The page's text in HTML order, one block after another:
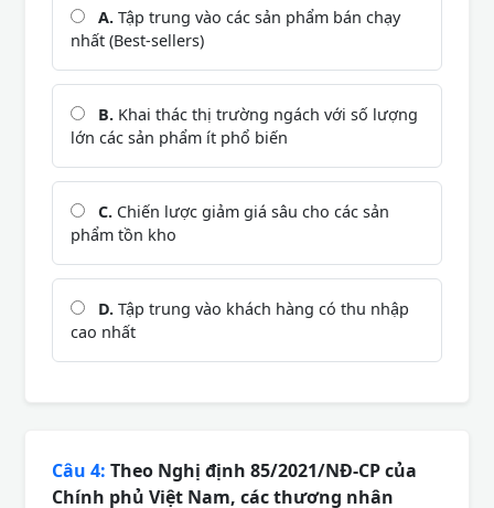
A. Tập trung vào các sản phẩm bán chạy
nhất (Best-sellers)
B. Khai thác thị trường ngách với số lượng
lớn các sản phẩm ít phổ biến
C. Chiến lược giảm giá sâu cho các sản
phẩm tồn kho
D. Tập trung vào khách hàng có thu nhập
cao nhất
Câu 4: Theo Nghị định 85/2021/NĐ-CP của
Chính phủ Việt Nam, các thương nhân